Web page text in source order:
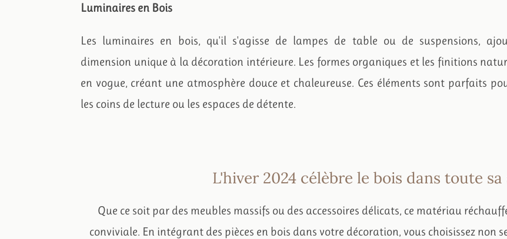
Luminaires en Bois
Les luminaires en bois, qu'il s'agisse de lampes de table ou de suspensions,
dimension unique à la décoration intérieure. Les formes organiques et les finitions
en vogue, créant une atmosphère douce et chaleureuse. Ces éléments sont parfaits
les coins de lecture ou les espaces de détente.
L'hiver 2024 célèbre le bois dans toute
Que ce soit par des meubles massifs ou des accessoires délicats, ce matériau
conviviale. En intégrant des pièces en bois dans votre décoration, vous choisissez non